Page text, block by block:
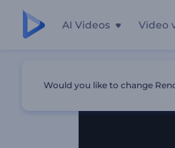
AI Videos Video
Would you like to change